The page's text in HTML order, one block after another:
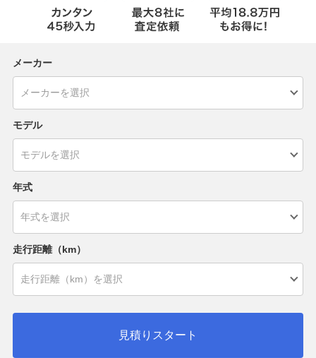
メーカー
モデル
年式
走行距離（km）
見積りスタート